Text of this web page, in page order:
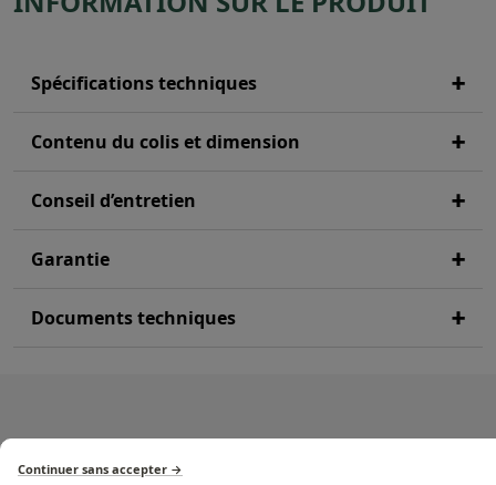
Spécifications techniques
Contenu du colis et dimension
Conseil d’entretien
Garantie
Documents techniques
Continuer sans accepter →